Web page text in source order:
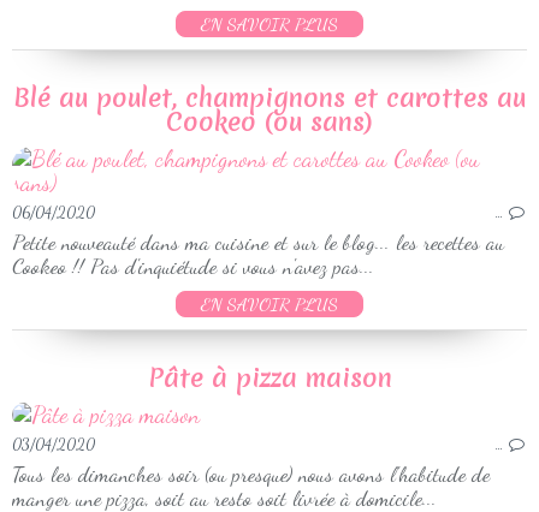
EN SAVOIR PLUS
Blé au poulet, champignons et carottes au
Cookeo (ou sans)
06/04/2020 …
Petite nouveauté dans ma cuisine et sur le blog... les recettes au
Cookeo !! Pas d'inquiétude si vous n'avez pas...
EN SAVOIR PLUS
Pâte à pizza maison
03/04/2020 …
Tous les dimanches soir (ou presque) nous avons l'habitude de
manger une pizza, soit au resto soit livrée à domicile...